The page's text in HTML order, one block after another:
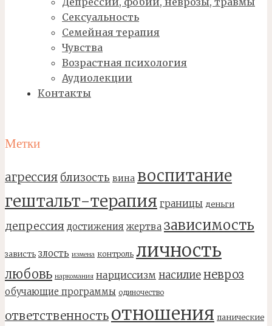
Сексуальность
Семейная терапия
Чувства
Возрастная психология
Аудиолекции
Контакты
Метки
агрессия близость вина воспитание
гештальт-терапия границы деньги
депрессия достижения жертва зависимость
зависть злость измена контроль личность
любовь наркомания нарциссизм насилиеневроз
обучающие программы одиночество
ответственность отношения панические